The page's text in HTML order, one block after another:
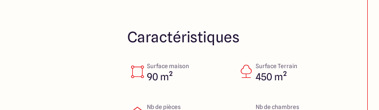
Caractéristiques
Surface maison
90 m²
Surface Terrain
450 m²
Nb de pièces Nb de chambres